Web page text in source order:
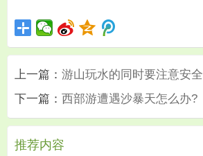
上一篇： 游山玩水的同时要注意安全
下一篇： 西部游遭遇沙暴天怎么办?
推荐内容